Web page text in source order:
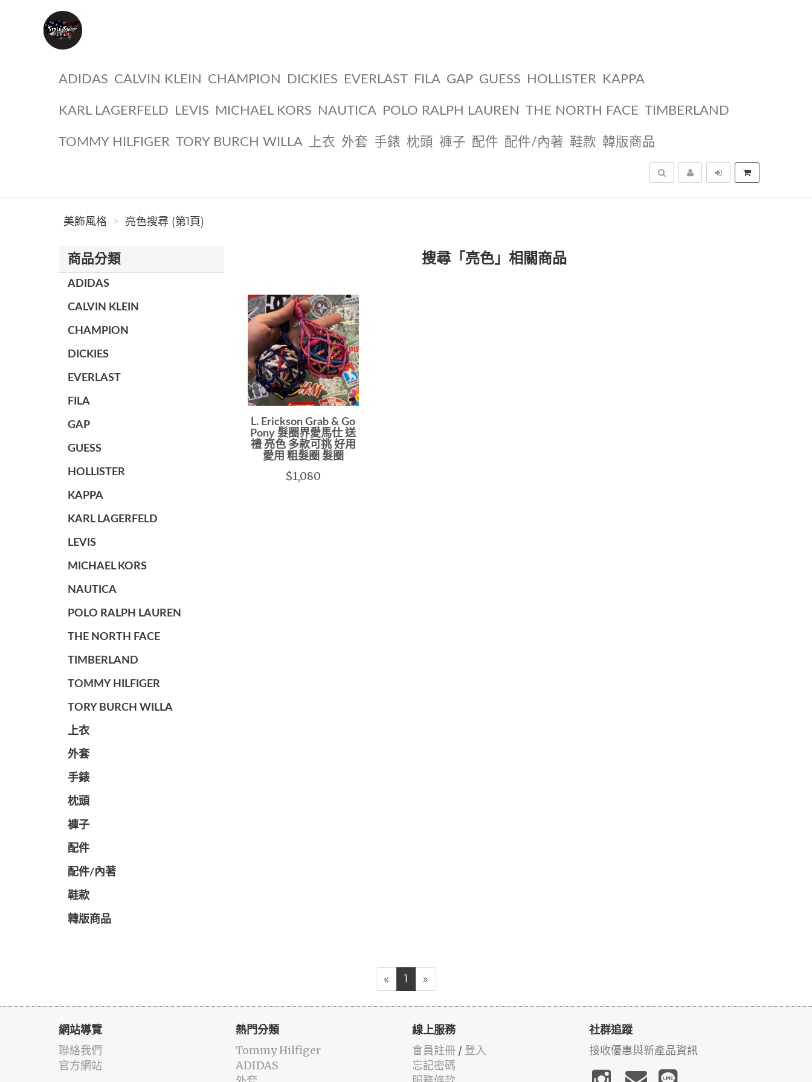
ADIDAS CALVIN KLEIN CHAMPION DICKIES EVERLAST FILA GAP GUESS HOLLISTER KAPPA
KARL LAGERFELD LEVIS MICHAEL KORS NAUTICA POLO RALPH LAUREN THE NORTH FACE TIMBERLAND
TOMMY HILFIGER TORY BURCH WILLA 上衣 外套 手錶 枕頭 褲子 配件 配件/內著 鞋款 韓版商品
搜尋
美飾風格 亮色搜尋 (第1頁)
商品分類
ADIDAS
CALVIN KLEIN
CHAMPION
DICKIES
EVERLAST
FILA
GAP
GUESS
HOLLISTER
KAPPA
KARL LAGERFELD
LEVIS
MICHAEL KORS
NAUTICA
POLO RALPH LAUREN
THE NORTH FACE
TIMBERLAND
TOMMY HILFIGER
TORY BURCH WILLA
上衣
外套
手錶
枕頭
褲子
配件
配件/內著
鞋款
韓版商品
搜尋「亮色」相關商品
L. Erickson Grab & Go
Pony 髮圈界愛馬仕 送
禮 亮色 多款可挑 好用
愛用 粗髮圈 髮圈
$1,080
« 1 »
網站導覽
聯絡我們
官方網站
熱門分類
Tommy Hilfiger
ADIDAS
線上服務
會員註冊 / 登入
忘記密碼
社群追蹤
接收優惠與新產品資訊